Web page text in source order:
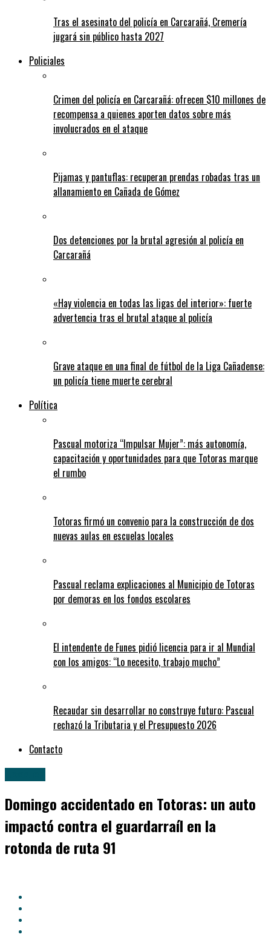
Tras el asesinato del policía en Carcarañá, Cremería
jugará sin público hasta 2027
Policiales
Crimen del policía en Carcarañá: ofrecen $10 millones de
recompensa a quienes aporten datos sobre más
involucrados en el ataque
Pijamas y pantuflas: recuperan prendas robadas tras un
allanamiento en Cañada de Gómez
Dos detenciones por la brutal agresión al policía en
Carcarañá
«Hay violencia en todas las ligas del interior»: fuerte
advertencia tras el brutal ataque al policía
Grave ataque en una final de fútbol de la Liga Cañadense:
un policía tiene muerte cerebral
Política
Pascual motoriza “Impulsar Mujer”: más autonomía,
capacitación y oportunidades para que Totoras marque
el rumbo
Totoras firmó un convenio para la construcción de dos
nuevas aulas en escuelas locales
Pascual reclama explicaciones al Municipio de Totoras
por demoras en los fondos escolares
El intendente de Funes pidió licencia para ir al Mundial
con los amigos: “Lo necesito, trabajo mucho”
Recaudar sin desarrollar no construye futuro: Pascual
rechazó la Tributaria y el Presupuesto 2026
Contacto
Domingo accidentado en Totoras: un auto
impactó contra el guardarraíl en la
rotonda de ruta 91